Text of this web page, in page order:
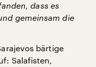
dass es
gemeinsam die
bärtige
Salafisten,